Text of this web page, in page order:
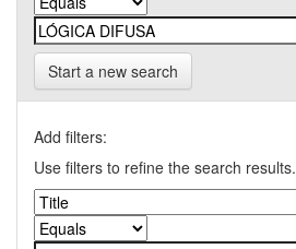
Start a new search
Add filters:
Use filters to refine the search results.